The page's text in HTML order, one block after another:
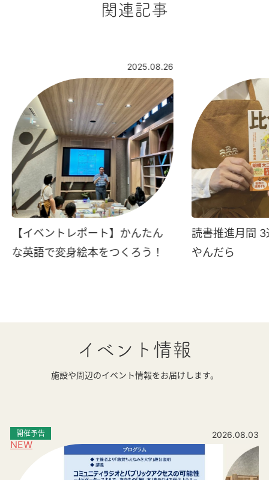
関連記事
2025.08.26
【イベントレポート】かんたん
な英語で変身絵本をつくろう！
読書推進月間
やんだら
イベント情報
施設や周辺のイベント情報をお届けします。
NEW
開催予告 2026.08.03